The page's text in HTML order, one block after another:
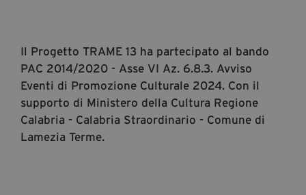
Il Progetto TRAME 13 ha partecipato al bando
PAC 2014/2020 - Asse VI Az. 6.8.3. Avviso
Eventi di Promozione Culturale 2024. Con il
supporto di Ministero della Cultura Regione
Calabria - Calabria Straordinario - Comune di
Lamezia Terme.